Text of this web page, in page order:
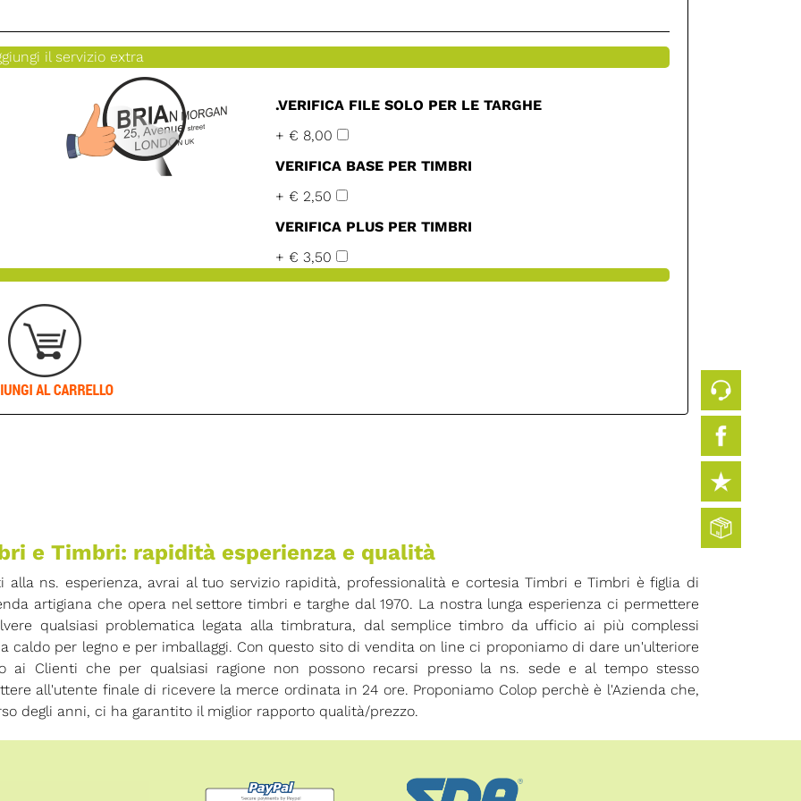
il servizio extra
.VERIFICA FILE SOLO PER LE TARGHE
+ € 8,00
VERIFICA BASE PER TIMBRI
+ € 2,50
VERIFICA PLUS PER TIMBRI
+ € 3,50
e Timbri: rapidità esperienza e qualità
alla ns. esperienza, avrai al tuo servizio rapidità, professionalità e cortesia Timbri e Timbri è figlia di
artigiana che opera nel settore timbri e targhe dal 1970. La nostra lunga esperienza ci permettere
qualsiasi problematica legata alla timbratura, dal semplice timbro da ufficio ai più complessi
caldo per legno e per imballaggi. Con questo sito di vendita on line ci proponiamo di dare un'ulteriore
ai Clienti che per qualsiasi ragione non possono recarsi presso la ns. sede e al tempo stesso
all'utente finale di ricevere la merce ordinata in 24 ore. Proponiamo Colop perchè è l'Azienda che,
degli anni, ci ha garantito il miglior rapporto qualità/prezzo.